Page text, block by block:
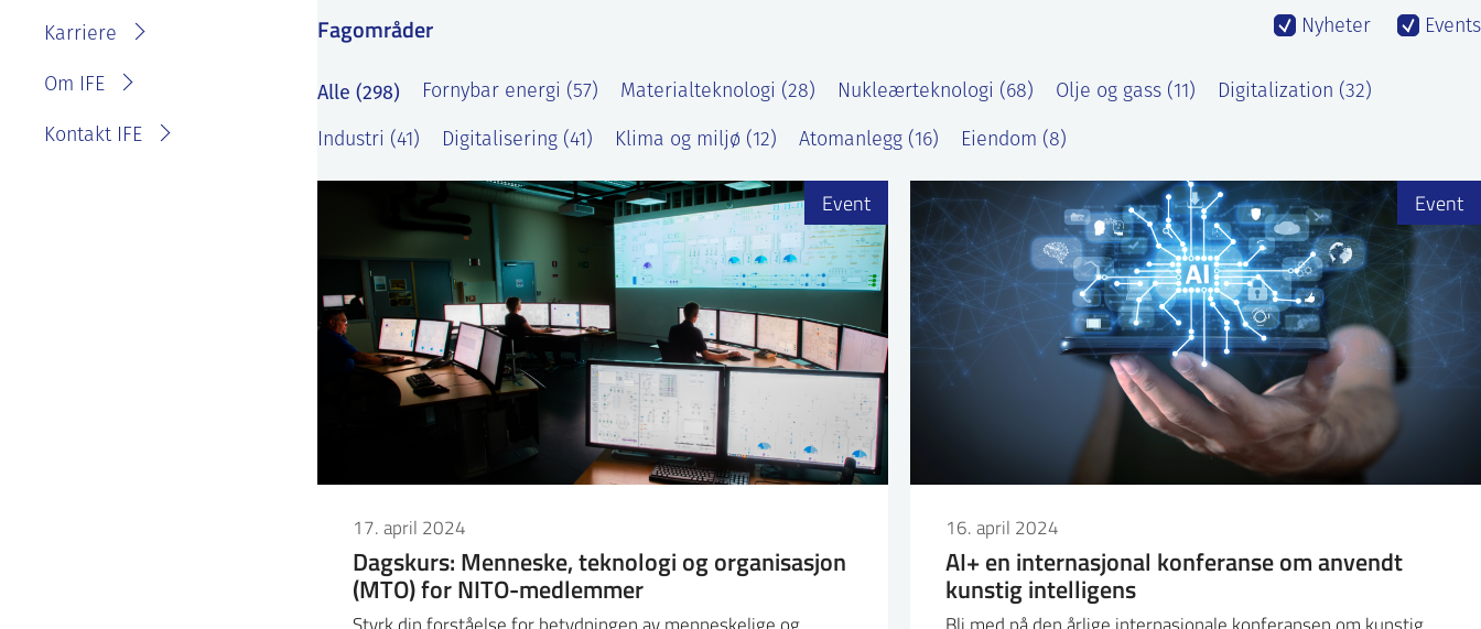
Karriere
Om IFE
Personvernerklæring for
Kontakt IFE
Fakturainformasjon
Varsling eller melde
Fagområder Nyheter Events
Alle (298) Fornybar energi (57) Materialteknologi (28) Nukleærteknologi (68) Olje og gass (11) Digitalization (32)
Industri (41) Digitalisering (41) Klima og miljø (12) Atomanlegg (16) Eiendom (8)
17. april 2024
Dagskurs: Menneske, teknologi og organisasjon
(MTO) for NITO-medlemmer
Styrk din forståelse for betydningen av menneskelige og
Event
16. april 2024
AI+ en internasjonal konferanse om anvendt
kunstig intelligens
Bli med på den årlige internasjonale konferansen om kunstig
Event